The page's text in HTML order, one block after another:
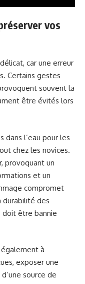
vos
car une erreur
Certains gestes
souvent la
être évités lors
dans l’eau pour les
chez les novices.
provoquant un
et un
compromet
durabilité des
doit être bannie
à
exposer une
source de